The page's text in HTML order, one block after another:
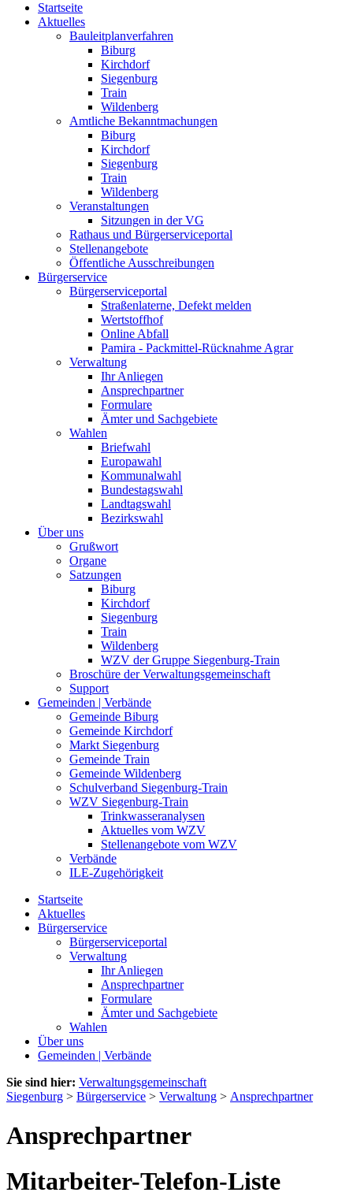
Startseite
Aktuelles
Bauleitplanverfahren
Biburg
Kirchdorf
Siegenburg
Train
Wildenberg
Amtliche Bekanntmachungen
Biburg
Kirchdorf
Siegenburg
Train
Wildenberg
Veranstaltungen
Sitzungen in der VG
Rathaus und Bürgerserviceportal
Stellenangebote
Öffentliche Ausschreibungen
Bürgerservice
Bürgerserviceportal
Straßenlaterne, Defekt melden
Wertstoffhof
Online Abfall
Pamira - Packmittel-Rücknahme Agrar
Verwaltung
Ihr Anliegen
Ansprechpartner
Formulare
Ämter und Sachgebiete
Wahlen
Briefwahl
Europawahl
Kommunalwahl
Bundestagswahl
Landtagswahl
Bezirkswahl
Über uns
Grußwort
Organe
Satzungen
Biburg
Kirchdorf
Siegenburg
Train
Wildenberg
WZV der Gruppe Siegenburg-Train
Broschüre der Verwaltungsgemeinschaft
Support
Gemeinden | Verbände
Gemeinde Biburg
Gemeinde Kirchdorf
Markt Siegenburg
Gemeinde Train
Gemeinde Wildenberg
Schulverband Siegenburg-Train
WZV Siegenburg-Train
Trinkwasseranalysen
Aktuelles vom WZV
Stellenangebote vom WZV
Verbände
ILE-Zugehörigkeit
Startseite
Aktuelles
Bürgerservice
Bürgerserviceportal
Verwaltung
Ihr Anliegen
Ansprechpartner
Formulare
Ämter und Sachgebiete
Wahlen
Über uns
Gemeinden | Verbände
Sie sind hier: Verwaltungsgemeinschaft
Siegenburg > Bürgerservice > Verwaltung > Ansprechpartner
Ansprechpartner
Mitarbeiter-Telefon-Liste